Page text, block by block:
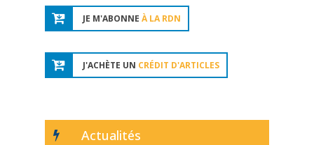
JE M'ABONNE À LA RDN
J'ACHÈTE UN CRÉDIT D'ARTICLES
Actualités